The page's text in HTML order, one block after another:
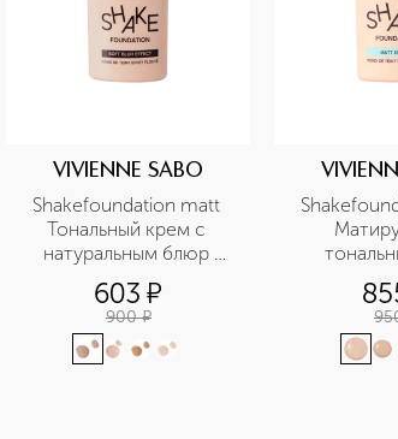
VIVIENNE SABO
Shakefoundation matt
Тональный крем с
натуральным блюр
эффектом
603 ¤
900 ¤